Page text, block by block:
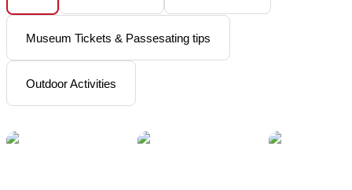
Museum Tickets & Passesating tips
Outdoor Activities